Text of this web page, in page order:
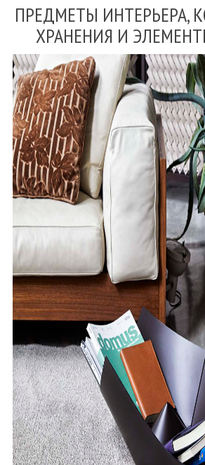
ПРЕДМЕТЫ ИНТЕРЬЕРА,
ХРАНЕНИЯ И